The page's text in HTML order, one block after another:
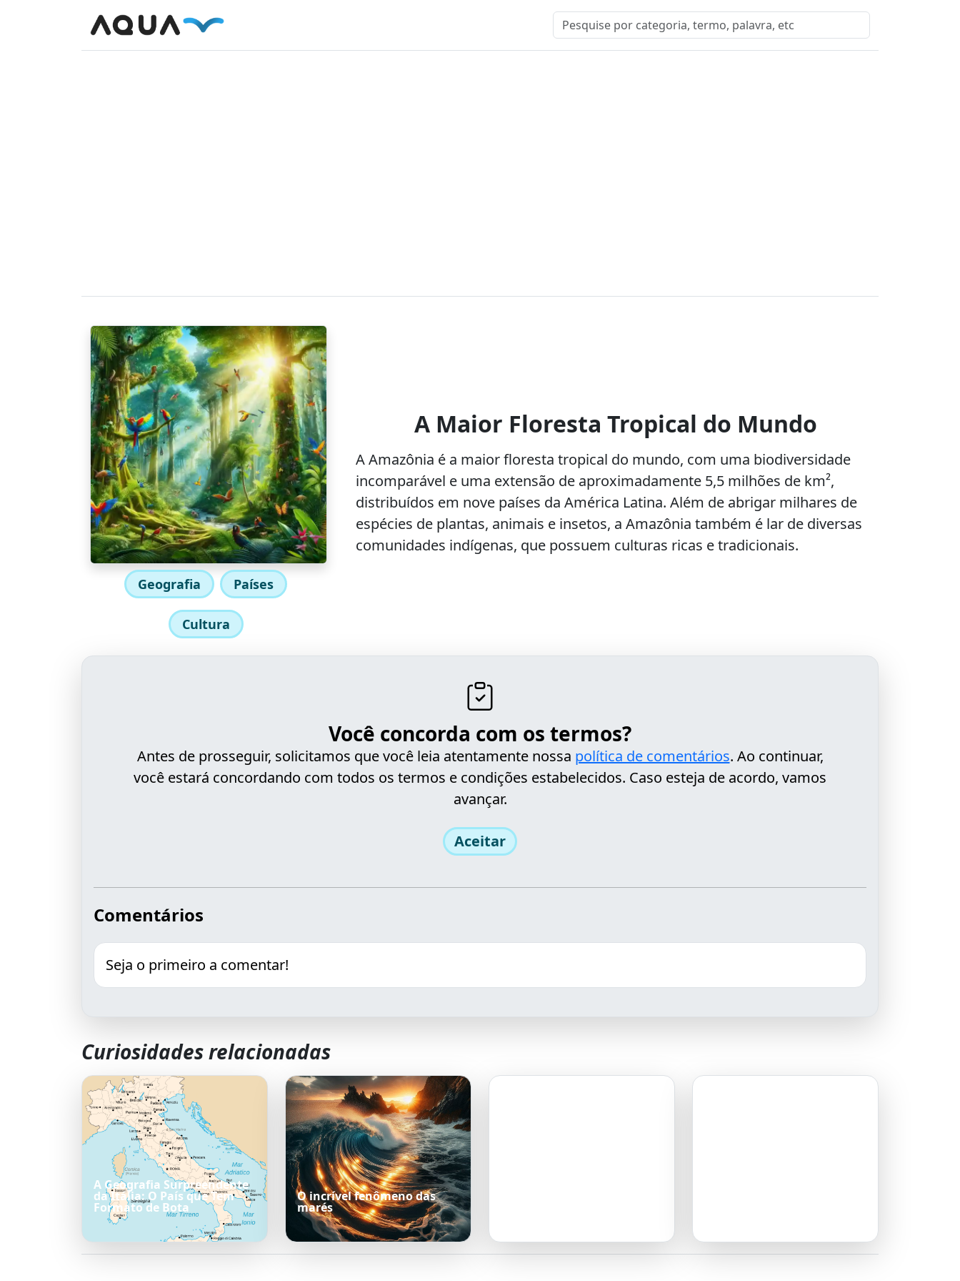
Geografia Países
Cultura
A Maior Floresta Tropical do Mundo
A Amazônia é a maior floresta tropical do mundo, com uma biodiversidade
incomparável e uma extensão de aproximadamente 5,5 milhões de km²,
distribuídos em nove países da América Latina. Além de abrigar milhares de
espécies de plantas, animais e insetos, a Amazônia também é lar de diversas
comunidades indígenas, que possuem culturas ricas e tradicionais.
Você concorda com os termos?
Antes de prosseguir, solicitamos que você leia atentamente nossa política de comentários. Ao continuar,
você estará concordando com todos os termos e condições estabelecidos. Caso esteja de acordo, vamos
avançar.
Aceitar
Comentários
Seja o primeiro a comentar!
Curiosidades relacionadas
A Geografia Surpreendente
da Itália: O País que Tem
Formato de Bota
O incrível fenômeno das
marés